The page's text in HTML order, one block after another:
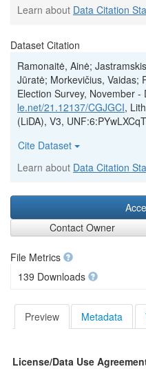
Learn about Data Citation
Dataset Citation
Ramonaitė, Ainė;
Jūratė; Morkevičius, Vaidas;
Election Survey, November -
le.net/21.12137/CGJGCI,
(LiDA), V3,
Cite Dataset
Learn about Data Citation
Contact Owner
File Metrics
139 Downloads
Preview Metadata
License/Data Use